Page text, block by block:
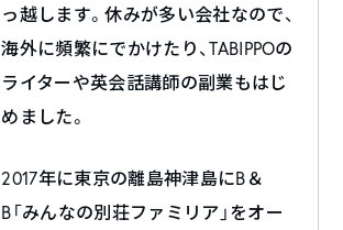
っ越します。休みが多い会社なので、
海外に頻繁にでかけたり、TABIPPOの
ライターや英会話講師の副業もはじ
めました。
2017年に東京の離島神津島にB＆
B「みんなの別荘ファミリア」をオー